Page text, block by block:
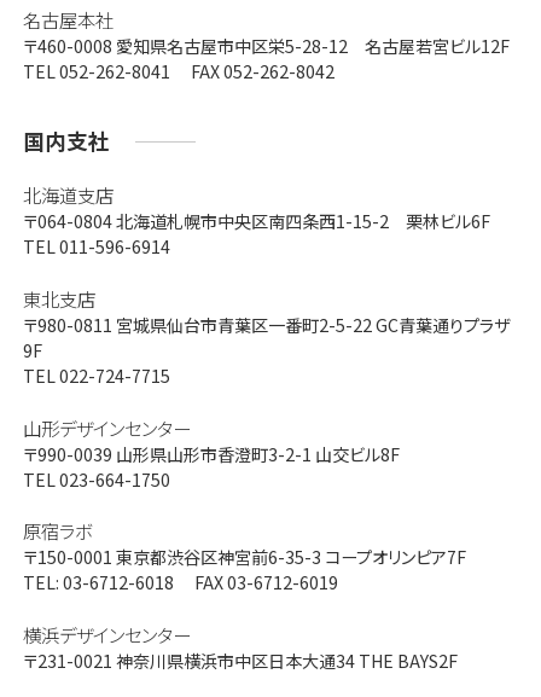
名古屋本社
〒460-0008 愛知県名古屋市中区栄5-28-12 名古屋若宮ビル12F
TEL 052-262-8041 FAX 052-262-8042
国内支社
北海道支店
〒064-0804北海道札幌市中央区南四条西1-15-2 栗林ビル6F
TEL 011-596-6914
東北支店
〒980-0811 宮城県仙台市青葉区一番町2-5-22 GC青葉通りプラザ
9F
TEL 022-724-7715
山形デザインセンター
〒990-0039 山形県山形市香澄町3-2-1 山交ビル8F
TEL 023-664-1750
原宿ラボ
〒150-0001 東京都渋谷区神宮前6-35-3 コープオリンピア7F
TEL: 03-6712-6018 FAX 03-6712-6019
横浜デザインセンター
〒231-0021 神奈川県横浜市中区日本大通34 THE BAYS2F